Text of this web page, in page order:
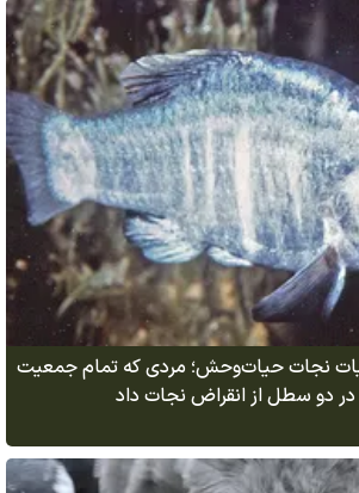
نجات حیات‌وحش؛ مردی که تمام جمعیت
در دو سطل از انقراض نجات داد